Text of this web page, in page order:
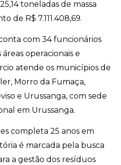
toneladas de massa
de R$ 7.111.408,69.
com 34 funcionários
operacionais e
atende os municípios de
Morro da Fumaça,
e Urussanga, com sede
em Urussanga.
completa 25 anos em
é marcada pela busca
a gestão dos resíduos